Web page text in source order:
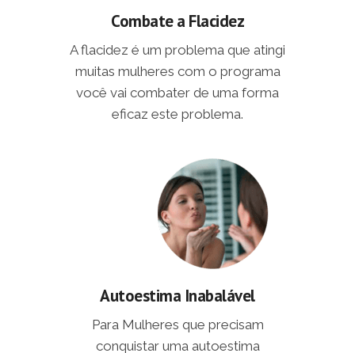
Combate a Flacidez
A flacidez é um problema que atingi
muitas mulheres com o programa
você vai combater de uma forma
eficaz este problema.
Autoestima Inabalável
Para Mulheres que precisam
conquistar uma autoestima